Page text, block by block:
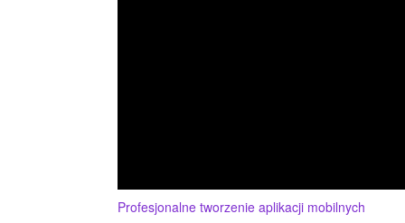
Profesjonalne tworzenie aplikacji mobilnych